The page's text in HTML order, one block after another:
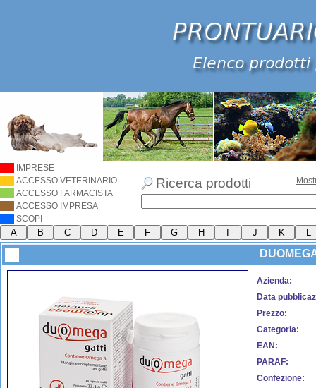
IMPRESE
ACCESSO VETERINARIO
ACCESSO FARMACISTA
ACCESSO IMPRESA
SCOPI
Ricerca prodotti
Azienda:
Data
Prezzo:
Categoria:
EAN:
PARAF:
Confezione: